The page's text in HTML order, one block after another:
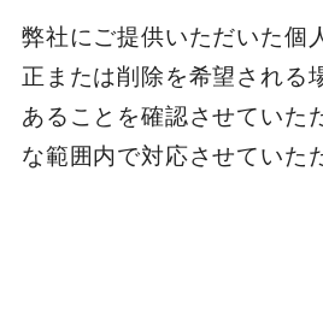
弊社にご提供いただいた個
正または削除を希望される
あることを確認させていた
な範囲内で対応させていた